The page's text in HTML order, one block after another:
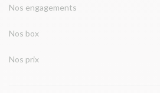
Nos engagements
Nos box
Nos prix